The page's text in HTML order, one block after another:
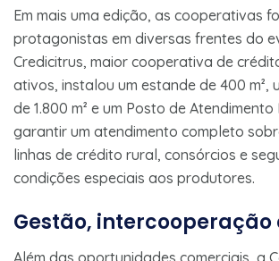
Em mais uma edição, as cooperativas
protagonistas em diversas frentes do
Credicitrus, maior cooperativa de
ativos, instalou um estande de 400 m²,
de 1.800 m² e um Posto de
garantir um atendimento completo
linhas de crédito rural, consórcios e
condições especiais aos produtores.
Gestão, intercooperação
Além das oportunidades comerciais, a